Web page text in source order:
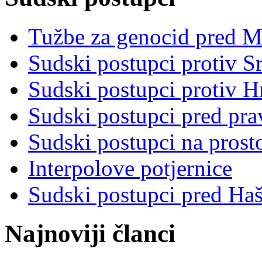
Tužbe za genocid pred
Sudski postupci protiv
Sudski postupci protiv
Sudski postupci pred
Sudski postupci na
Interpolove potjernice
Sudski postupci pred
Najnoviji članci